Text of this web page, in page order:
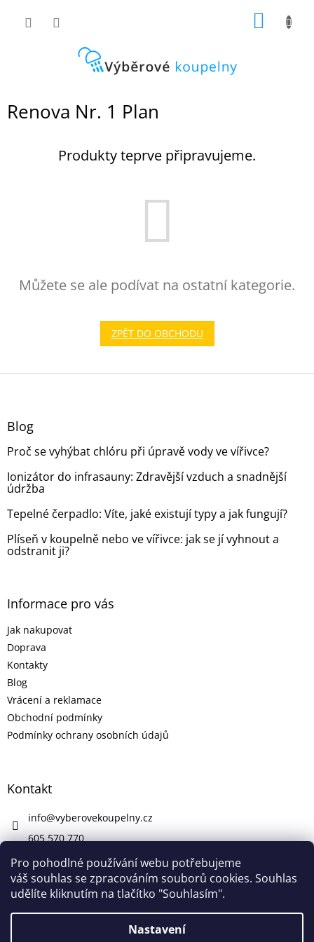
Pro pohodlné používání webu potřebujeme
váš souhlas se zpracováním souborů cookies. Souhlas
udělíte kliknutím na tlačítko "Souhlasím".
Nastavení
Renova Nr. 1 Plan
Produkty teprve připravujeme.
Můžete se ale podívat na ostatní kategorie.
ZPĚT DO OBCHODU
Z
Blog
Proč se vyhýbat chlóru při úpravě vody ve vířivce?
Ionizátor do infrasauny: Zdravější vzduch a snadnější
údržba
Tepelné čerpadlo: Víte, jaké existují typy a jak fungují?
Plíseň v koupelně nebo ve vířivce: jak se jí vyhnout a
odstranit ji?
Informace pro vás
Jak nakupovat
Doprava
Kontakty
Blog
Vrácení a reklamace
Obchodní podmínky
Podmínky ochrany osobních údajů
Kontakt
info@vyberovekoupelny.cz
605 570 770
https://www.facebook.com/vyberovekoupelny/